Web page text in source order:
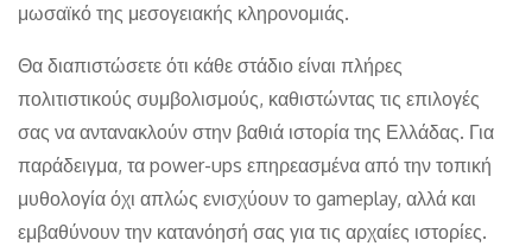
μωσαϊκό της μεσογειακής κληρονομιάς.
Θα διαπιστώσετε ότι κάθε στάδιο είναι πλήρες
πολιτιστικούς συμβολισμούς, καθιστώντας τις επιλογές
σας να αντανακλούν στην βαθιά ιστορία της Ελλάδας. Για
παράδειγμα, τα power-ups επηρεασμένα από την τοπική
μυθολογία όχι απλώς ενισχύουν το gameplay, αλλά και
εμβαθύνουν την κατανόησή σας για τις αρχαίες ιστορίες.